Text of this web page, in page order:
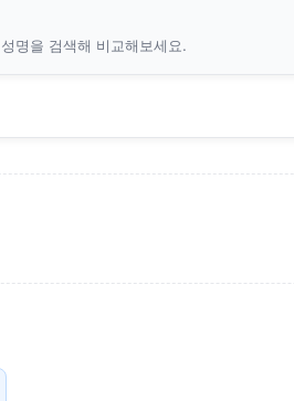
명을 검색해 비교해보세요.